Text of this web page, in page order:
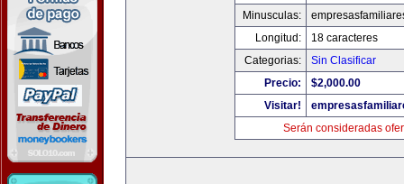
Minusculas:
Longitud:
18 caracteres
Categorias:
Sin Clasificar
Precio:
$2,000.00
Visitar!
Serán consideradas